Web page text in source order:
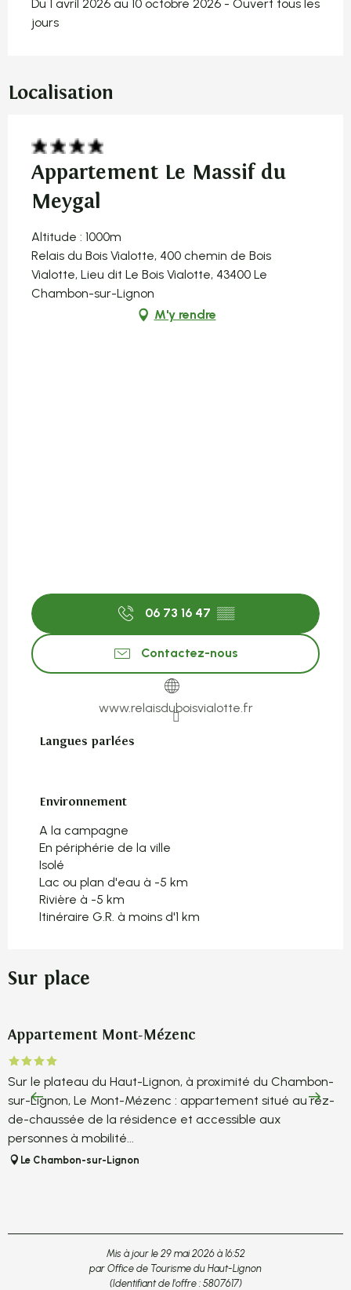
Du 1 avril 2026 au 10 octobre 2026 - Ouvert tous les
jours
Localisation
Appartement Le Massif du
Meygal
Altitude : 1000m
Relais du Bois Vialotte, 400 chemin de Bois
Vialotte, Lieu dit Le Bois Vialotte, 43400 Le
Chambon-sur-Lignon
M'y rendre
06 73 16 47 ▒▒
Contactez-nous
www.relaisduboisvialotte.fr
Langues parlées
Langues parlées
Environnement
Environnement
A la campagne
En périphérie de la ville
Isolé
Lac ou plan d'eau à -5 km
Rivière à -5 km
Itinéraire G.R. à moins d'1 km
Sur place
Appartement Mont-Mézenc
Sur le plateau du Haut-Lignon, à proximité du Chambon-
sur-Lignon, Le Mont-Mézenc : appartement situé au rez-
de-chaussée de la résidence et accessible aux
personnes à mobilité...
Le Chambon-sur-Lignon
Mis à jour le 29 mai 2026 à 16:52
par Office de Tourisme du Haut-Lignon
(Identifiant de l'offre : 5807617)